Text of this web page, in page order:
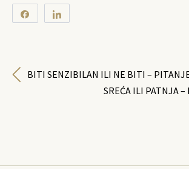
Share
BITI SENZIBILAN ILI NE BITI –
SREĆA ILI PATNJA –